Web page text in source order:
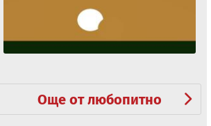
Още от любопитно